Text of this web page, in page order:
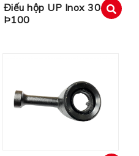
Điếu hộp UP Inox 304
Þ100